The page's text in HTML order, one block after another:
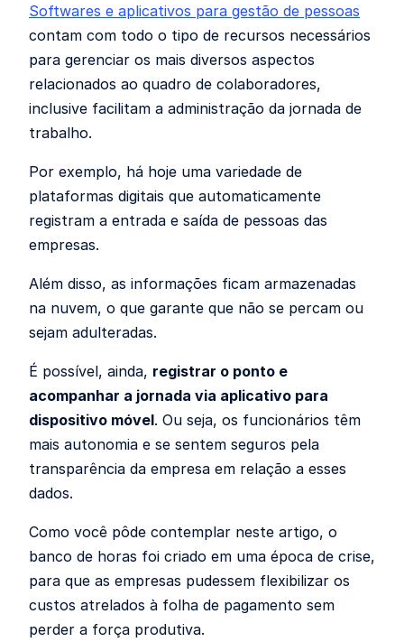
Softwares e aplicativos para gestão de pessoas
contam com todo o tipo de recursos necessários
para gerenciar os mais diversos aspectos
relacionados ao quadro de colaboradores,
inclusive facilitam a administração da jornada de
trabalho.
Por exemplo, há hoje uma variedade de
plataformas digitais que automaticamente
registram a entrada e saída de pessoas das
empresas.
Além disso, as informações ficam armazenadas
na nuvem, o que garante que não se percam ou
sejam adulteradas.
É possível, ainda, registrar o ponto e
acompanhar a jornada via aplicativo para
dispositivo móvel. Ou seja, os funcionários têm
mais autonomia e se sentem seguros pela
transparência da empresa em relação a esses
dados.
Como você pôde contemplar neste artigo, o
banco de horas foi criado em uma época de crise,
para que as empresas pudessem flexibilizar os
custos atrelados à folha de pagamento sem
perder a força produtiva.